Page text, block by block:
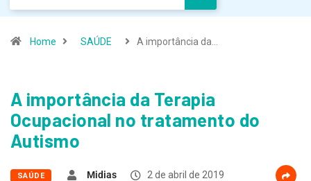
Home SAÚDE A importância da…
A importância da Terapia
Ocupacional no tratamento do
Autismo
SAÚDE Midias 2 de abril de 2019